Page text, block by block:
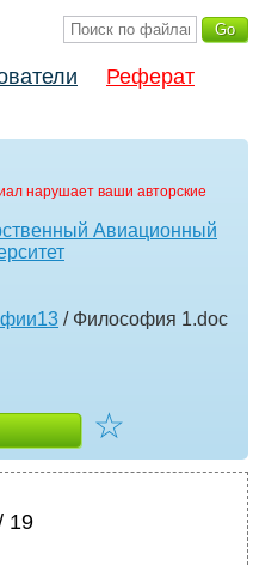
Реферат
нарушает ваши авторские
Авиационный
/ Философия 1.doc
☆
19